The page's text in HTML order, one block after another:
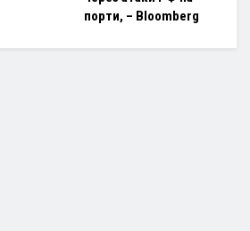
порти, – Bloomberg